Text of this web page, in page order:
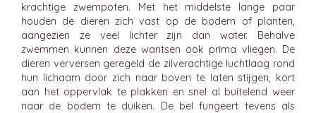
krachtige zwempoten. Met het middelste lange paar
houden de dieren zich vast op de bodem of planten,
aangezien ze veel lichter zijn dan water. Behalve
zwemmen kunnen deze wantsen ook prima vliegen. De
dieren verversen geregeld de zilverachtige luchtlaag rond
hun lichaam door zich naar boven te laten stijgen, kort
aan het oppervlak te plakken en snel al buitelend weer
naar de bodem te duiken. De bel fungeert tevens als